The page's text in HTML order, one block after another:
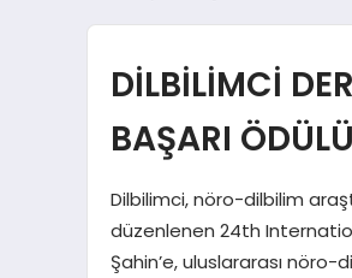
DİLBİLİMCİ
BAŞARI ÖDÜLÜ
Dilbilimci, nöro-dilbilim
düzenlenen 24th
Şahin’e, uluslararası nöro-